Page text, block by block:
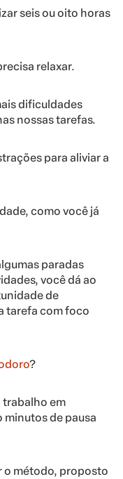
seis ou oito horas
relaxar.
dificuldades
nossas tarefas.
para aliviar a
como você já
paradas
você dá ao
de
tarefa com foco
?
trabalho em
de pausa
o método, proposto